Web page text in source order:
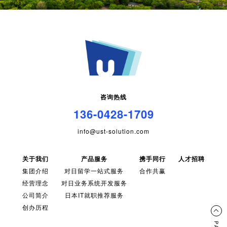
咨询热线
136-0428-1709
info@ust-solution.com
关于我们
集团介绍
经营理念
公司简介
创办历程
产品服务
对日留学一站式服务
对日业务系统开发服务
日本IT就职推荐服务
携手同行
合作共赢
人才招聘